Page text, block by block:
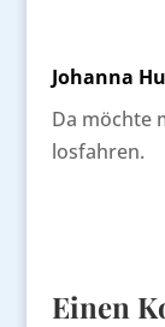
Johanna
Da möchte
losfahren.
Einen